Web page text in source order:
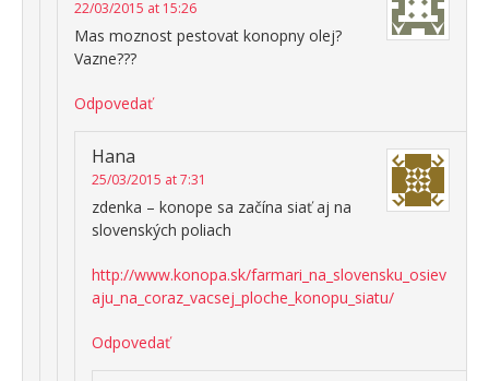
22/03/2015 at 15:26
Mas moznost pestovat konopny olej?
Vazne???
Odpovedať
Hana
25/03/2015 at 7:31
zdenka – konope sa začína siať aj na
slovenských poliach
http://www.konopa.sk/farmari_na_slovensku_osiev
aju_na_coraz_vacsej_ploche_konopu_siatu/
Odpovedať